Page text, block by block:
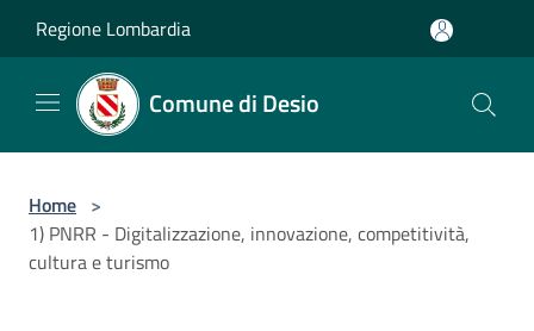
Regione Lombardia
Comune di Desio
Home >
1) PNRR - Digitalizzazione, innovazione, competitività,
cultura e turismo